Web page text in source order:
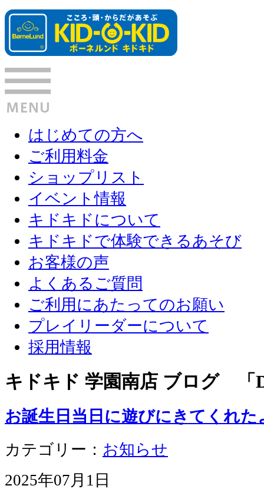
はじめての方へ
ご利用料金
ショップリスト
イベント情報
キドキドについて
キドキドで体験できるあそび
お客様の声
よくあるご質問
ご利用にあたってのお願い
プレイリーダーについて
採用情報
キドキド 学園南店 ブログ 「
お誕生日当日に遊びにきてくれた
カテゴリー： お知らせ
2025年07月1日